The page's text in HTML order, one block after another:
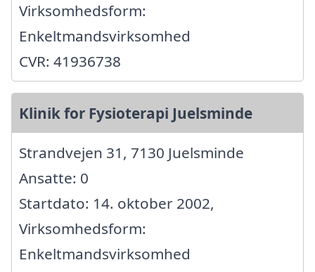
Virksomhedsform:
Enkeltmandsvirksomhed
CVR: 41936738
Klinik for Fysioterapi Juelsminde
Strandvejen 31, 7130 Juelsminde
Ansatte: 0
Startdato: 14. oktober 2002,
Virksomhedsform:
Enkeltmandsvirksomhed